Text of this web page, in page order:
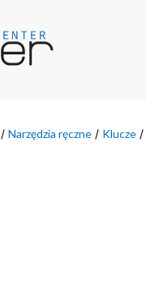
/ Narzędzia ręczne / Klucze /